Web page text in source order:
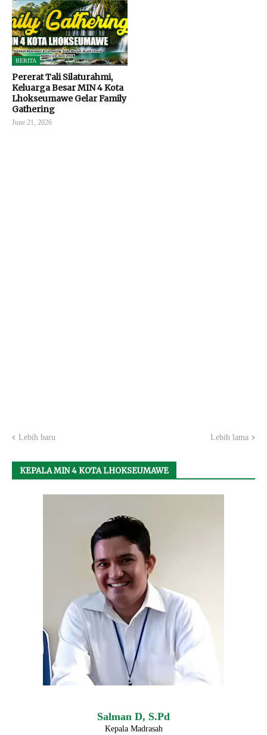
BERITA
Pererat Tali Silaturahmi,
Keluarga Besar MIN 4 Kota
Lhokseumawe Gelar Family
Gathering
June 21, 2026
Lebih baru Lebih lama
KEPALA MIN 4 KOTA LHOKSEUMAWE
Salman D, S.Pd
Kepala Madrasah